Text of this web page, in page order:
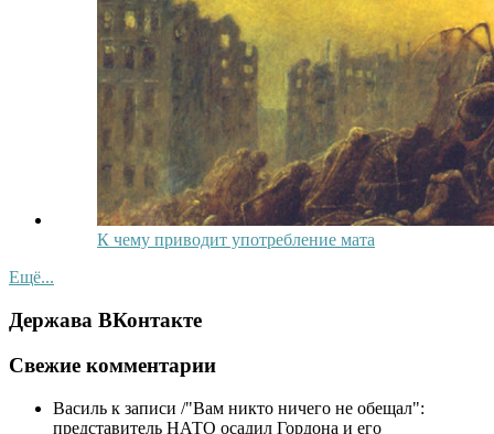
К чему приводит употребление мата
Ещё...
Держава ВКонтакте
Свежие комментарии
Василь к записи /"Вам никто ничего не обещал":
представитель НАТО осадил Гордона и его